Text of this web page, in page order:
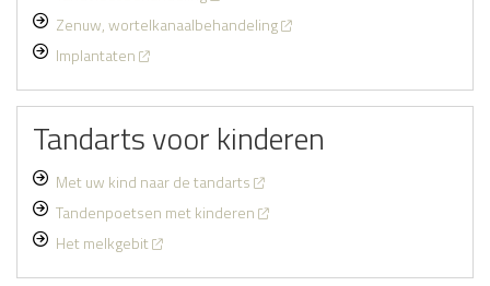
Zenuw, wortelkanaalbehandeling
Implantaten
Tandarts voor kinderen
Met uw kind naar de tandarts
Tandenpoetsen met kinderen
Het melkgebit